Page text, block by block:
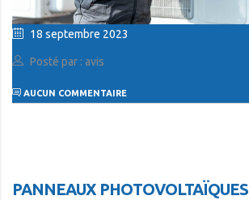
18 septembre 2023
Posté par : avis
AUCUN COMMENTAIRE
PANNEAUX PHOTOVOLTAÏQUES